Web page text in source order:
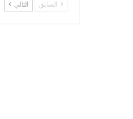
السابق التالي